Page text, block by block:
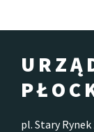
pl. Stary Rynek